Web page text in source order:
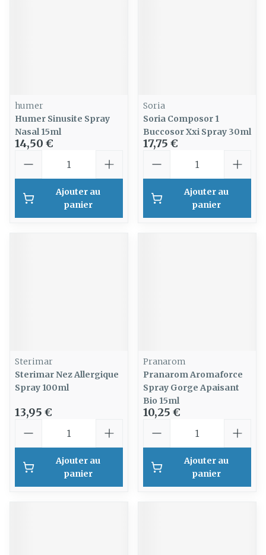
humer
Humer Sinusite Spray
Nasal 15ml
14,50 €
Ajouter au
panier
Soria
Soria Composor 1
Buccosor Xxi Spray 30ml
17,75 €
Ajouter au
panier
Sterimar
Sterimar Nez Allergique
Spray 100ml
13,95 €
Ajouter au
panier
Pranarom
Pranarom Aromaforce
Spray Gorge Apaisant
Bio 15ml
10,25 €
Ajouter au
panier